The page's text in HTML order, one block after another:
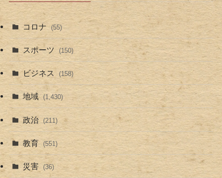
コロナ (55)
スポーツ (150)
ビジネス (158)
地域 (1,430)
政治 (211)
教育 (551)
災害 (36)